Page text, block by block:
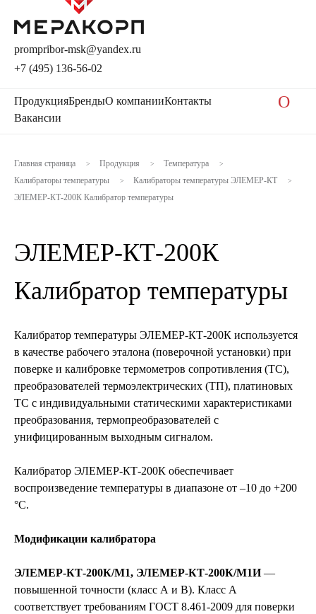
prompribor-msk@yandex.ru
+7 (495) 136-56-02
ПродукцияБрендыО компанииКонтакты
Вакансии
O
Главная страница > Продукция > Температура >
Калибраторы температуры > Калибраторы температуры ЭЛЕМЕР-КТ >
ЭЛЕМЕР-КТ-200К Калибратор температуры
ЭЛЕМЕР-КТ-200К
Калибратор температуры
Калибратор температуры ЭЛЕМЕР-КТ-200К используется
в качестве рабочего эталона (поверочной установки) при
поверке и калибровке термометров сопротивления (ТС),
преобразователей термоэлектрических (ТП), платиновых
ТС с индивидуальными статическими характеристиками
преобразования, термопреобразователей с
унифицированным выходным сигналом.
Калибратор ЭЛЕМЕР-КТ-200К обеспечивает
воспроизведение температуры в диапазоне от –10 до +200
°С.
Модификации калибратора
ЭЛЕМЕР-КТ-200К/М1, ЭЛЕМЕР-КТ-200К/М1И—
повышенной точности (класс А и В). Класс А
соответствует требованиям ГОСТ 8.461-2009 для поверки